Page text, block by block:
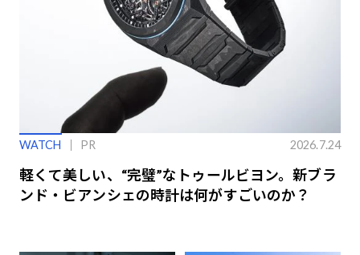
WATCH PR 2026.7.24
軽くて美しい、“完璧”なトゥールビヨン。新ブラ
ンド・ビアンシェの時計は何がすごいのか？